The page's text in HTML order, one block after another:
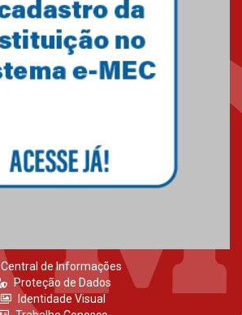
15.06.2026
Central de Informações
Proteção de Dados
Identidade Visual